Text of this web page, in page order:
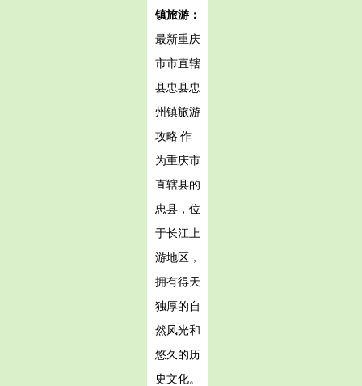
镇旅游：
最新重庆
市市直辖
县忠县忠
州镇旅游
攻略 作
为重庆市
直辖县的
忠县，位
于长江上
游地区，
拥有得天
独厚的自
然风光和
悠久的历
史文化。